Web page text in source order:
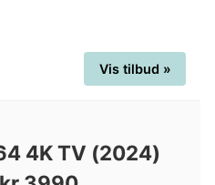
Vis tilbud »
4K TV (2024)